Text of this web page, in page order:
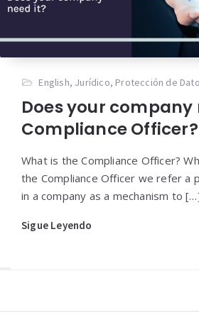
English, Jurídico, Protección de
Does your company
Compliance Officer?
What is the Compliance Officer?
the Compliance Officer we refer a
in a company as a mechanism to
Sigue Leyendo